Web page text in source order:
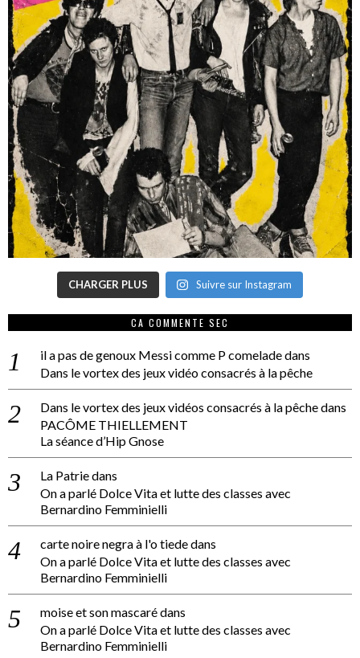
CHARGER PLUS Suivre sur Instagram
CA COMMENTE SEC
il a pas de genoux Messi comme P comeladedans
Dans le vortex des jeux vidéo consacrés à la pêche
Dans le vortex des jeux vidéos consacrés à la pêchedans
PACÔME THIELLEMENT
La séance d’Hip Gnose
La Patriedans
On a parlé Dolce Vita et lutte des classes avec
Bernardino Femminielli
carte noire negra à l'o tiededans
On a parlé Dolce Vita et lutte des classes avec
Bernardino Femminielli
moise et son mascarédans
On a parlé Dolce Vita et lutte des classes avec
Bernardino Femminielli